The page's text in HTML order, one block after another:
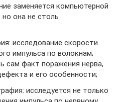
заменяется компьютерной
она не столь
исследование скорости
импульса по волокнам;
сам факт поражения нерва,
и его особенности;
исследуется не только